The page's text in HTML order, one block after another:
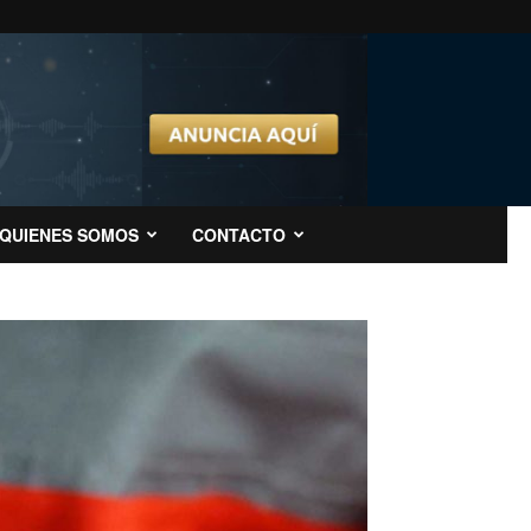
QUIENES SOMOS CONTACTO